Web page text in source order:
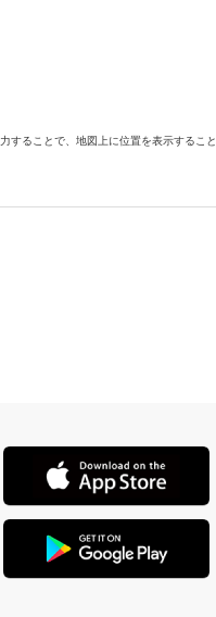
することで、地図上に位置を表示すること